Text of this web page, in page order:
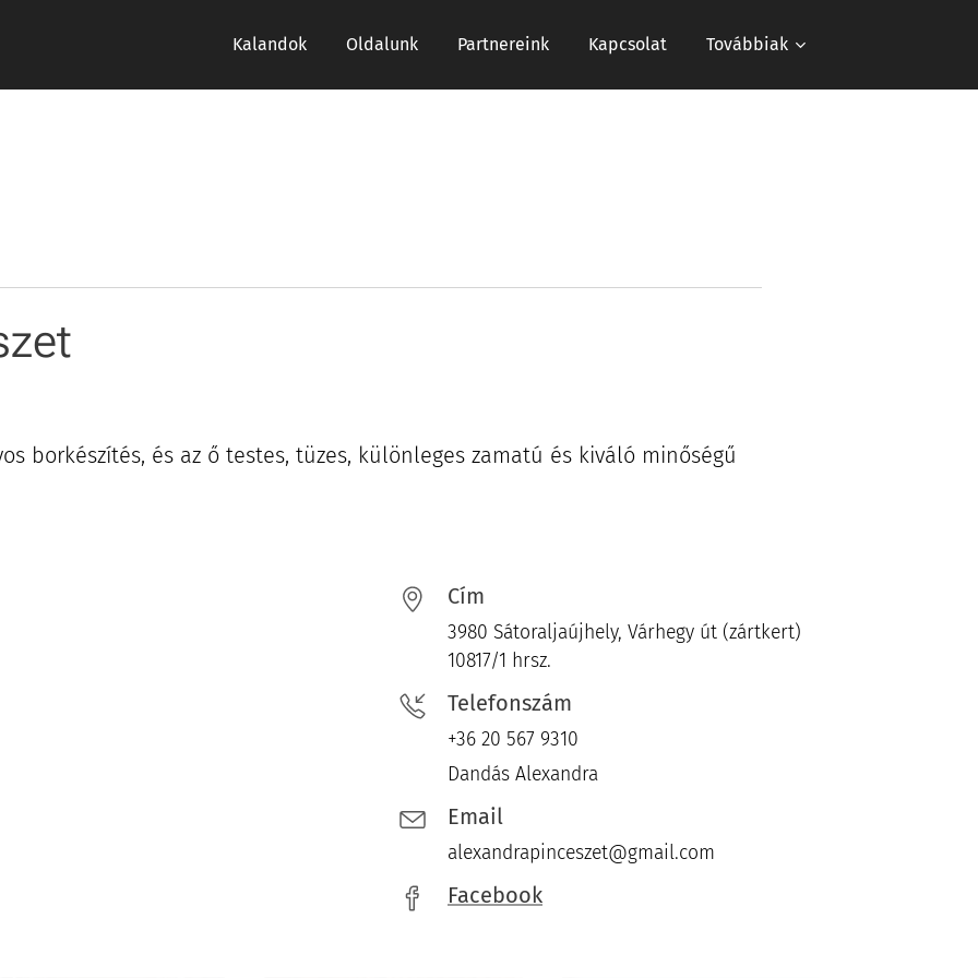
Kalandok Oldalunk Partnereink Kapcsolat Továbbiak
borkészítés, és az ő testes, tüzes, különleges zamatú és kiváló minőségű
Cím
3980 Sátoraljaújhely, Várhegy út (zártkert)
10817/1 hrsz.
Telefonszám
+36 20 567 9310
Dandás Alexandra
Email
alexandrapinceszet@gmail.com
Facebook